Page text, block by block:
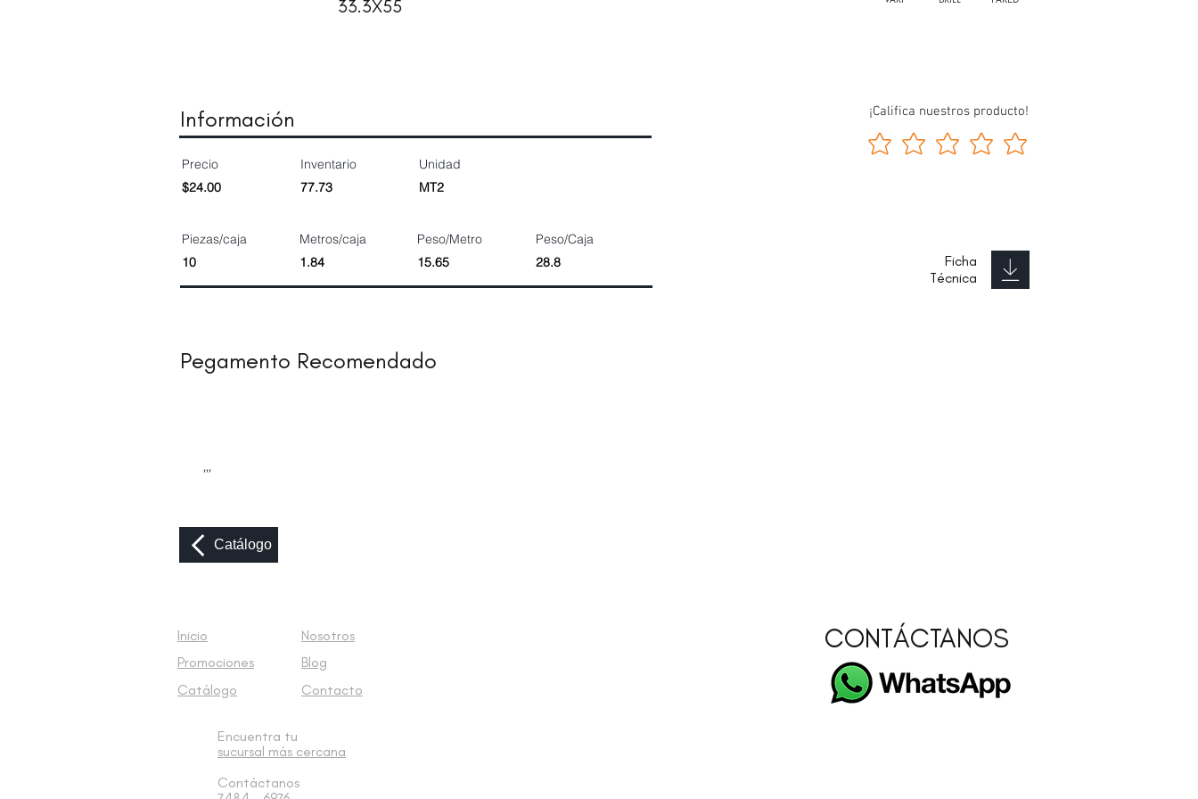
33.3X55
Información
Precio Inventario
Unidad
$24.00
77.73 MT2
Piezas/caja Metros/caja Peso/Metro
Peso/Caja
10
1.84 15.65 28.8
¡Califica nuestros producto!
Ficha
Técnica
Pegamento Recomendado
,,,
Catálogo
Inicio
Nosotros
Promociones
Blog
Catálogo
Contacto
Encuentra tu
sucursal más cercana
Contáctanos
CONTÁCTANOS